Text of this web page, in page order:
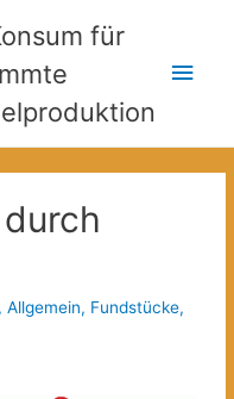
für
,Allgemein, Fundstücke,